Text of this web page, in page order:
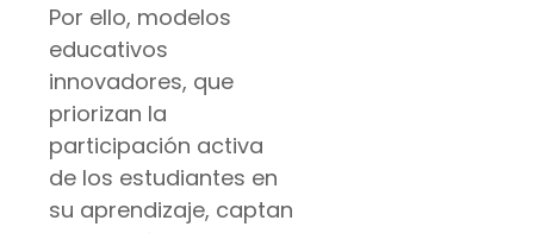
Por ello, modelos
educativos
innovadores, que
priorizan la
participación activa
de los estudiantes en
su aprendizaje, captan